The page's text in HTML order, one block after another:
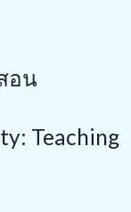
อน
Teaching